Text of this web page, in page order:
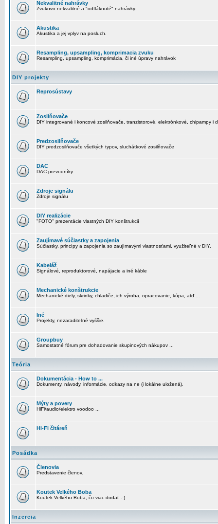
Nekvalitné nahrávky
Zvukovo nekvalitné a "odfláknuté" nahrávky.
Akustika
Akustika a jej vplyv na posluch.
Resampling, upsampling, komprimacia zvuku
Resampling, upsampling, komprimácia, či iné úpravy nahrávok
DIY projekty
Reprosústavy
Zosilňovače
DIY integrované i koncové zosilňovače, tranzistorové, elektrónkové, chipampy i
Predzosilňovače
DIY predzosilňovače všetkých typov, sluchátkové zosilňovače
DAC
DAC prevodníky
Zdroje signálu
Zdroje signálu
DIY realizácie
"FOTO" prezentácie vlastných DIY konštrukcií
Zaujímavé súčiastky a zapojenia
Súčiastky, princípy a zapojenia so zaujímavými vlastnosťami, využiteľné v DIY.
Kabeláž
Signálové, reproduktorové, napájacie a iné káble
Mechanické konštrukcie
Mechanické diely, skrinky, chladiče, ich výroba, opracovanie, kúpa, atď ...
Iné
Projekty, nezaraditeľné vyššie.
Groupbuy
Samostatné fórum pre dohadovanie skupinových nákupov ...
Teória
Dokumentácia - How to ...
Dokumenty, návody, informácie, odkazy na ne (i lokálne uložená).
Mýty a povery
HiFi/audio/elektro voodoo ...
Hi-Fi čitáreň
Posádka
Členovia
Predstavenie členov.
Koutek Velkého Boba
Koutek Velkého Boba, čo viac dodať :-)
Inzercia